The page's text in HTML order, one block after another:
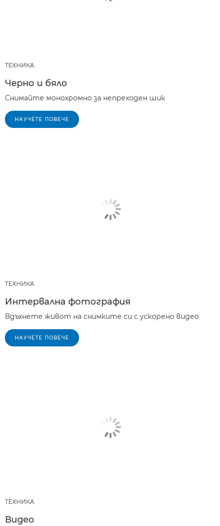
ТЕХНИКA
Черно и бяло
Снимайте монохромно за непреходен шик
НАУЧЕТЕ ПОВЕЧЕ
ТЕХНИКA
Интервална фотография
Вдъхнете живот на снимките си с ускорено видео
НАУЧЕТЕ ПОВЕЧЕ
ТЕХНИКA
Видео